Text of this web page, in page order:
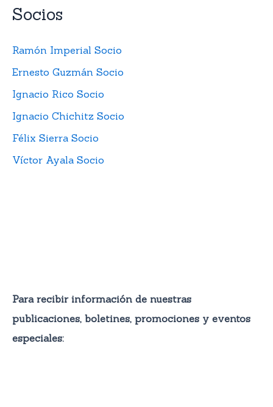
Socios
Ramón Imperial Socio
Ernesto Guzmán Socio
Ignacio Rico Socio
Ignacio Chichitz Socio
Félix Sierra Socio
Víctor Ayala Socio
Para recibir información de nuestras
publicaciones, boletines, promociones y eventos
especiales: